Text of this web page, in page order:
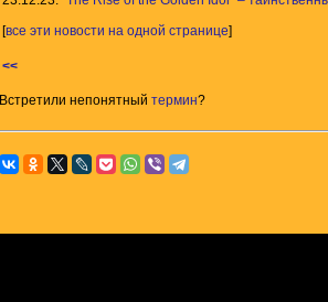
[все эти новости на одной странице]
<<
Встретили непонятный термин?